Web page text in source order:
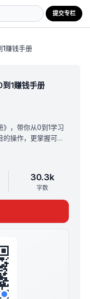
提交专栏
1赚钱手册
1赚钱手册
》，带你从0到1学习
操作，更掌握可以
自由职业者，6年各
公众号流量主项
破1000元。
断。
图邀请你进群
30.3k
字数